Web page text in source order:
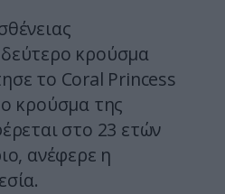
κρούσμα
το Coral Princess
κρούσμα της
στο 23 ετών
ανέφερε η